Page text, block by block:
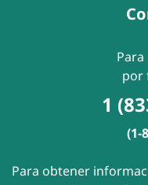
por
1
(1-
Para obtener